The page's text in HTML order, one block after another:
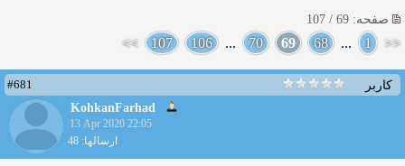
صفحه: 69 / 107
<<
1
...
68
69
70
...
106
107
>>
کاربر
#681
KohkanFarhad
13 Apr 2020 22:05
ارسالها: 48